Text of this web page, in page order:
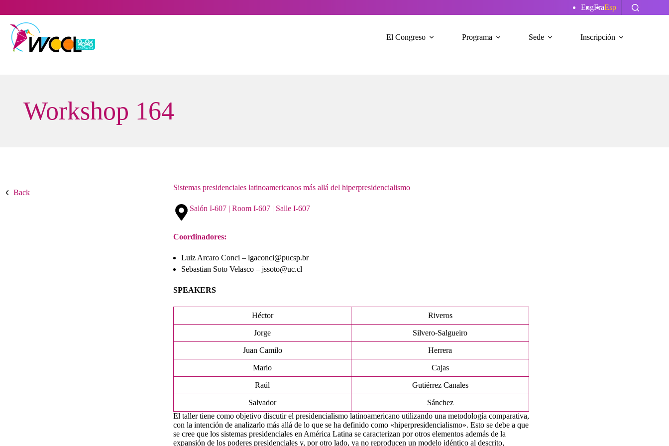
contenido
EngFraEsp
El Congreso Programa Sede Inscripción
Workshop 164
Back
Sistemas presidenciales latinoamericanos más allá del hiperpresidencialismo
Salón I-607 | Room I-607 | Salle I-607
Coordinadores:
Luiz Arcaro Conci – lgaconci@pucsp.br
Sebastian Soto Velasco – jssoto@uc.cl
SPEAKERS
Héctor Riveros
Jorge Silvero-Salgueiro
Juan Camilo Herrera
Mario Cajas
Raúl Gutiérrez Canales
Salvador
Sánchez
El taller tiene como objetivo discutir el presidencialismo latinoamericano utilizando una metodología comparativa,
con la intención de analizarlo más allá de lo que se ha definido como «hiperpresidencialismo». Esto se debe a que
se cree que los sistemas presidenciales en América Latina se caracterizan por otros elementos además de la
expansión de los poderes presidenciales y, por otro lado, ya no reproducen un modelo idéntico al descrito,